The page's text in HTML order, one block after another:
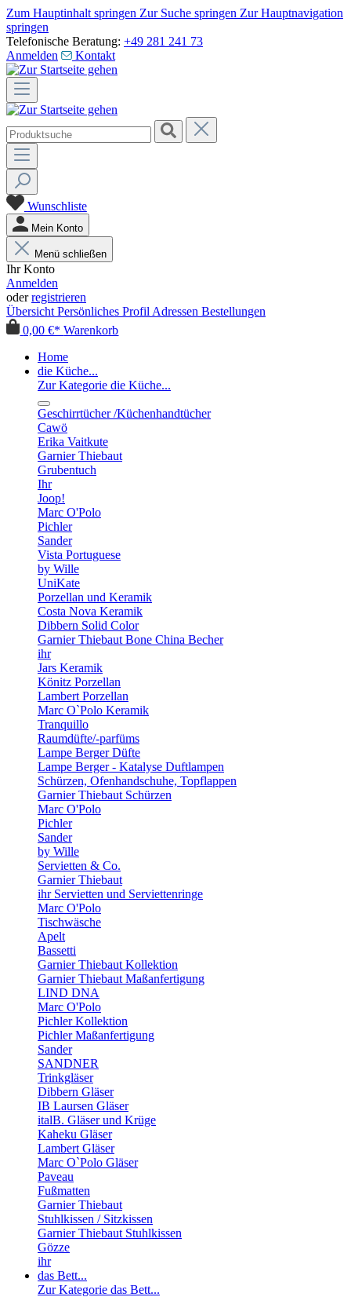
Zum Hauptinhalt springen Zur Suche springen Zur Hauptnavigation
springen
Telefonische Beratung: +49 281 241 73
Anmelden
Kontakt
Wunschliste
Mein Konto
Menü schließen
Ihr Konto
Anmelden
oderregistrieren
Übersicht Persönliches Profil Adressen Bestellungen
0,00 €*Warenkorb
Home
die Küche...
Zur Kategorie die Küche...
Geschirrtücher /Küchenhandtücher
Cawö
Erika Vaitkute
Garnier Thiebaut
Grubentuch
Ihr
Joop!
Marc O'Polo
Pichler
Sander
Vista Portuguese
by Wille
UniKate
Porzellan und Keramik
Costa Nova Keramik
Dibbern Solid Color
Garnier Thiebaut Bone China Becher
ihr
Jars Keramik
Könitz Porzellan
Lambert Porzellan
Marc O`Polo Keramik
Tranquillo
Raumdüfte/-parfüms
Lampe Berger Düfte
Lampe Berger - Katalyse Duftlampen
Schürzen, Ofenhandschuhe, Topflappen
Garnier Thiebaut Schürzen
Marc O'Polo
Pichler
Sander
by Wille
Servietten & Co.
Garnier Thiebaut
ihr Servietten und Serviettenringe
Marc O'Polo
Tischwäsche
Apelt
Bassetti
Garnier Thiebaut Kollektion
Garnier Thiebaut Maßanfertigung
LIND DNA
Marc O'Polo
Pichler Kollektion
Pichler Maßanfertigung
Sander
SANDNER
Trinkgläser
Dibbern Gläser
IB Laursen Gläser
italB. Gläser und Krüge
Kaheku Gläser
Lambert Gläser
Marc O`Polo Gläser
Paveau
Fußmatten
Garnier Thiebaut
Stuhlkissen / Sitzkissen
Garnier Thiebaut Stuhlkissen
Gözze
ihr
das Bett...
Zur Kategorie das Bett...